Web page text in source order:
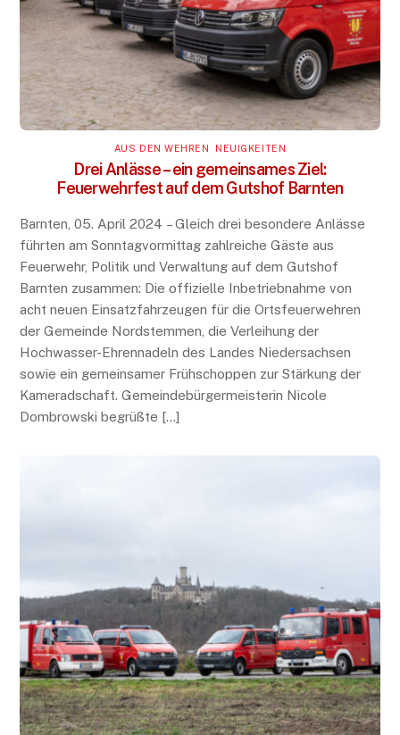
AUS DEN WEHREN NEUIGKEITEN
Drei Anlässe – ein gemeinsames Ziel:
Feuerwehrfest auf dem Gutshof Barnten
Barnten, 05. April 2024 – Gleich drei besondere Anlässe
führten am Sonntagvormittag zahlreiche Gäste aus
Feuerwehr, Politik und Verwaltung auf dem Gutshof
Barnten zusammen: Die offizielle Inbetriebnahme von
acht neuen Einsatzfahrzeugen für die Ortsfeuerwehren
der Gemeinde Nordstemmen, die Verleihung der
Hochwasser-Ehrennadeln des Landes Niedersachsen
sowie ein gemeinsamer Frühschoppen zur Stärkung der
Kameradschaft. Gemeindebürgermeisterin Nicole
Dombrowski begrüßte […]